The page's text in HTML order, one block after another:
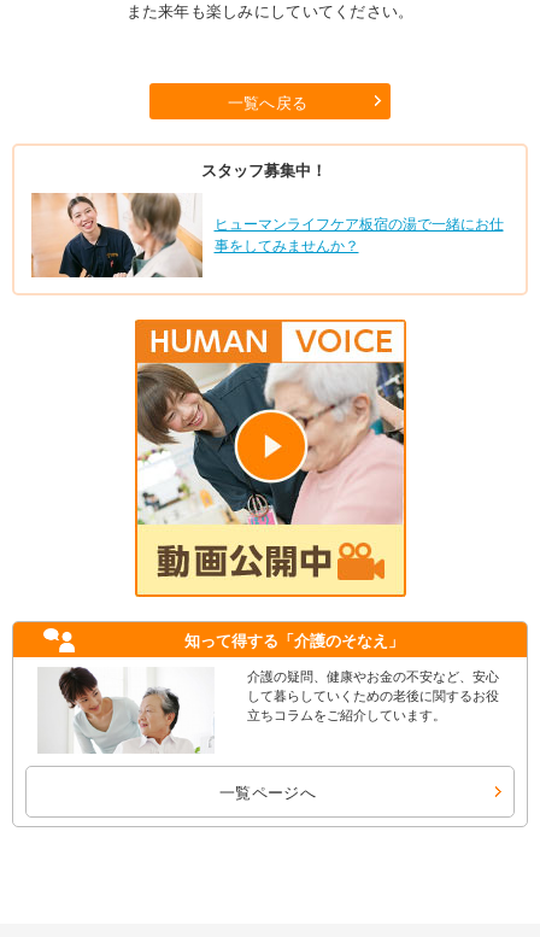
また来年も楽しみにしていてください。
一覧へ戻る
スタッフ募集中！
ヒューマンライフケア板宿の湯で一緒にお仕
事をしてみませんか？
知って得する 「介護のそなえ」
介護の疑問、健康やお金の不安など、安心
して暮らしていくための老後に関するお役
立ちコラムをご紹介しています。
一覧ページへ